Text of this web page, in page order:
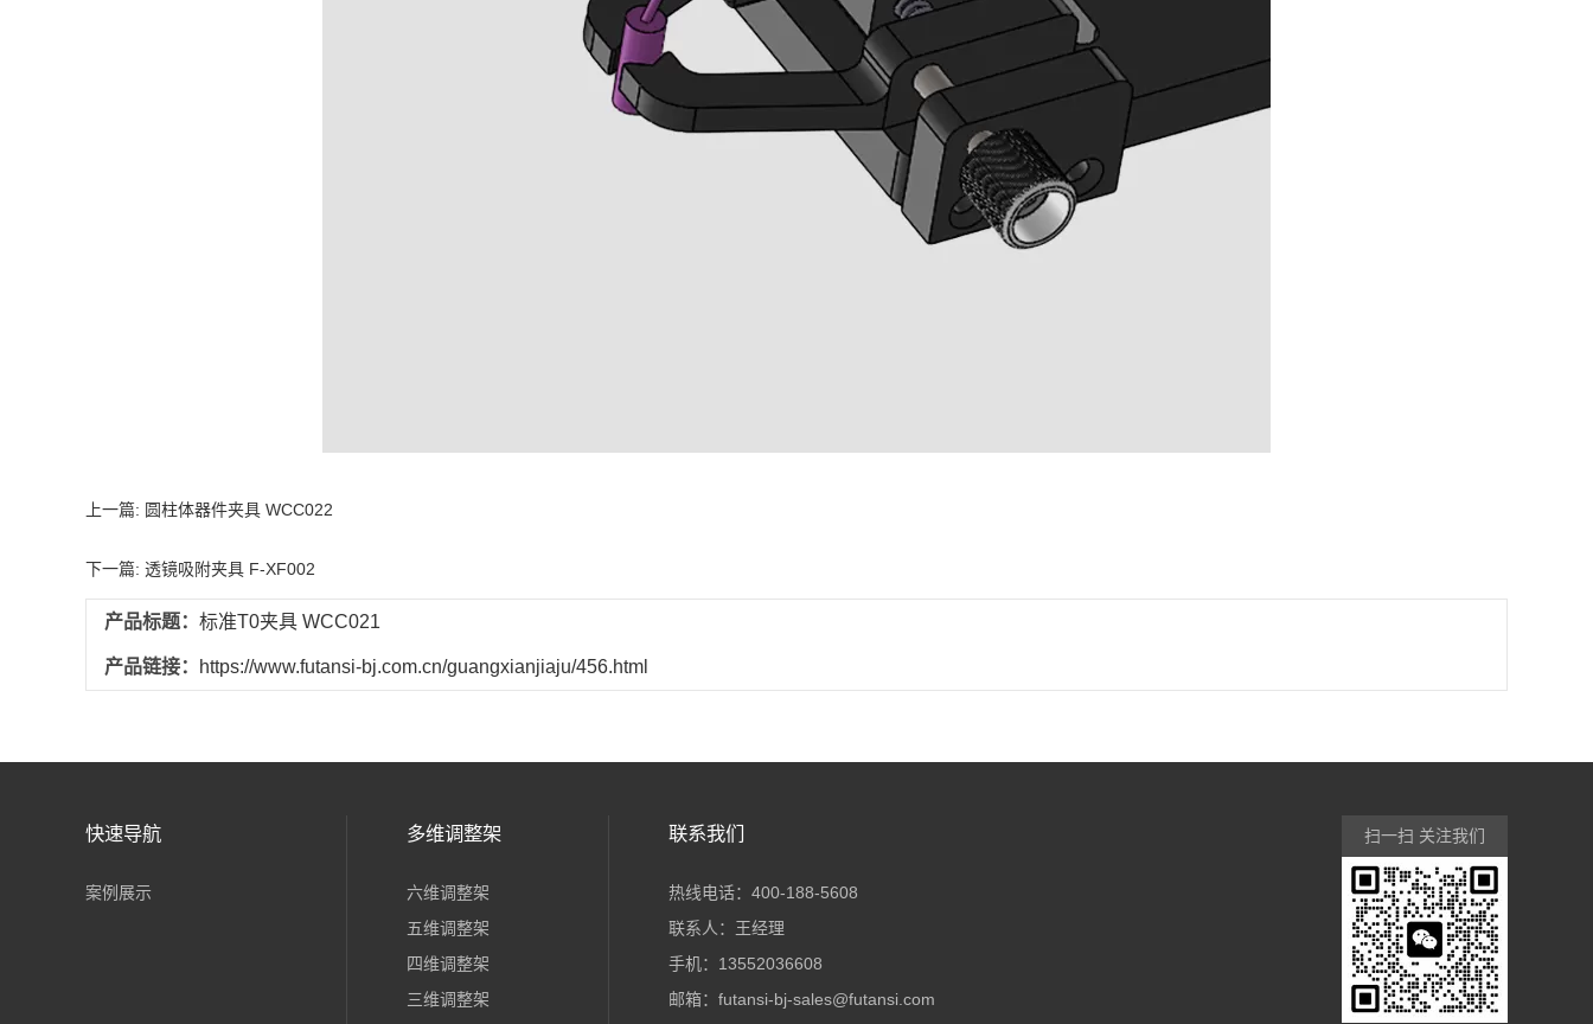
上一篇: 圆柱体器件夹具 WCC022
下一篇: 透镜吸附夹具 F-XF002
产品标题： 标准T0夹具 WCC021
产品链接： https://www.futansi-bj.com.cn/guangxianjiaju/456.html
快速导航
案例展示
多维调整架
六维调整架
五维调整架
四维调整架
三维调整架
联系我们
热线电话：400-188-5608
联系人：王经理
手机：13552036608
邮箱：futansi-bj-sales@futansi.com
扫一扫 关注我们